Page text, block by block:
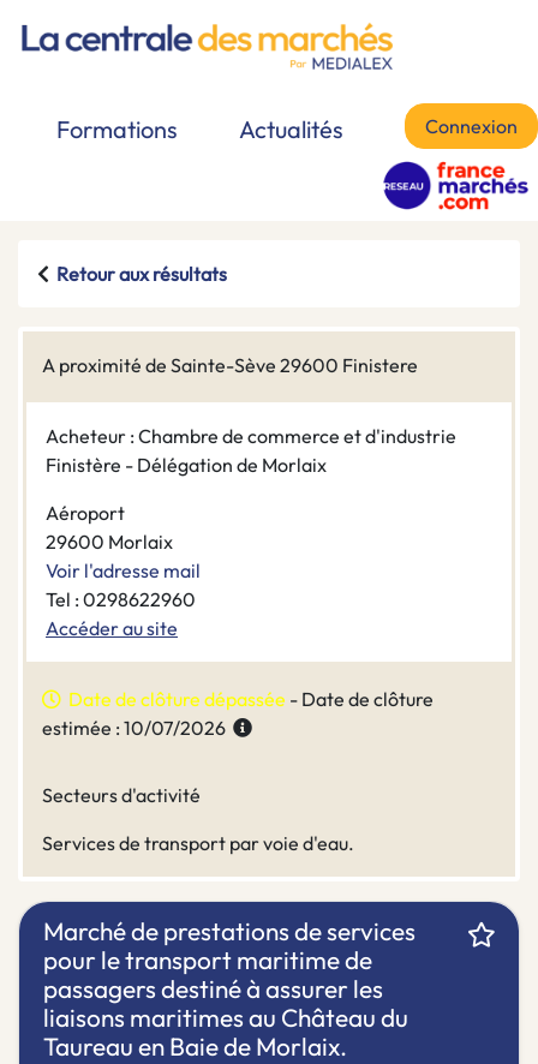
Formations Actualités Connexion
Retour aux résultats
A proximité de Sainte-Sève 29600 Finistere
Acheteur : Chambre de commerce et d'industrie
Finistère - Délégation de Morlaix
Aéroport
29600 Morlaix
Voir l'adresse mail
Tel : 0298622960
Accéder au site
Date de clôture dépassée - Date de clôture
estimée : 10/07/2026
Secteurs d'activité
Services de transport par voie d'eau.
Marché de prestations de services
pour le transport maritime de
passagers destiné à assurer les
liaisons maritimes au Château du
Taureau en Baie de Morlaix.